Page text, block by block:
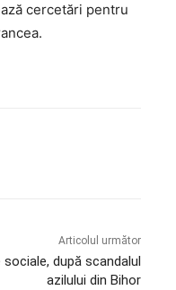
cercetări pentru
Articolul următor
după scandalul
azilului din Bihor